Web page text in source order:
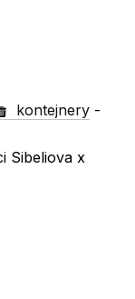
kontejnery -
Sibeliova x